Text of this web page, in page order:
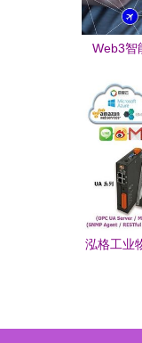
Web3智
泓格工业